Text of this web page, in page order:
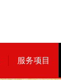
服务项目